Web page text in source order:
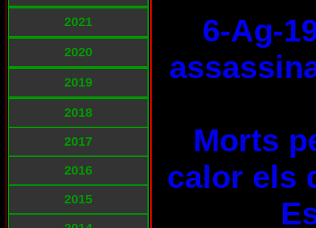
2021
2020
2019
2018
2017
2016
2015
6-Ag-
Morts
calor els